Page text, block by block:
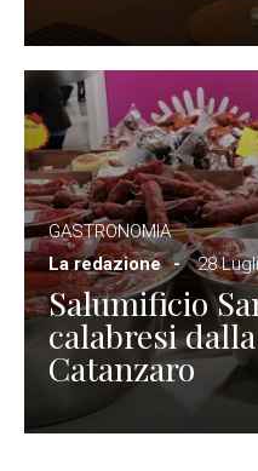
GASTRONOMIA
La redazione
28
Salumificio
calabresi
Catanzaro